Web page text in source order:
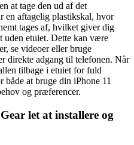
at tage den ud af det
en aftagelig plastikskal, hvor
tages af, hvilket giver dig
uden etuiet. Dette kan være
se videoer eller bruge
direkte adgang til telefonen. Når
tilbage i etuiet for fuld
både at bruge din iPhone 11
og præferencer.
let at installere og